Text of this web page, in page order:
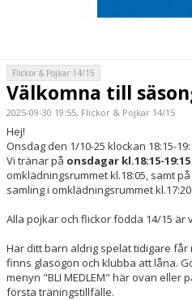
TRUPPEN
BILDGALLERI
DOKUMENT
KONTAKT
Flickor & Pojkar 14/15
Välkomna till
2025-09-30 19:55, Flickor & Pojkar 14/15
Hej!
Onsdag den 1/10-25 klockan 18:15-
Vi tränar på onsdagar kl.18:15-19:15
omklädningsrummet kl.18:05, samt på
samling i omklädningsrummet kl.17:20.
Alla pojkar och flickor födda 14/15 är
Har ditt barn aldrig spelat tidigare
finns glasögon och klubba att låna.
menyn "BLI MEDLEM" här ovan
första träningstillfälle.